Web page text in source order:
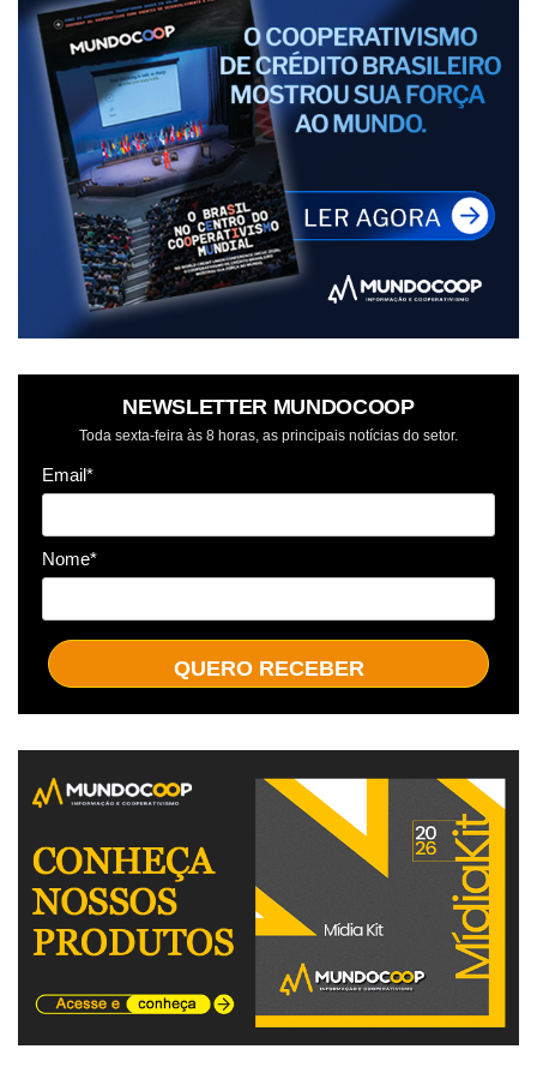
NEWSLETTER MUNDOCOOP
Toda sexta-feira às 8 horas, as principais notícias do setor.
Email*
Nome*
QUERO RECEBER